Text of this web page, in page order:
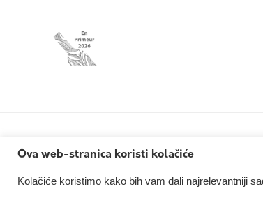
Ova web-stranica koristi kolačiće
Kolačiće koristimo kako bih vam dali najrelevantniji